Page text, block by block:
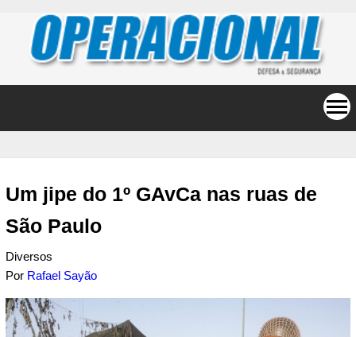
Um jipe do 1º GAvCa nas ruas de
São Paulo
Diversos
Por Rafael Sayão